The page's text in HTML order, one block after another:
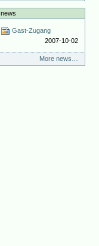
news
Gast-Zugang
2007-10-02
More news…